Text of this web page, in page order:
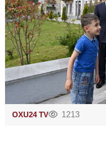
OXU24 TV 1213